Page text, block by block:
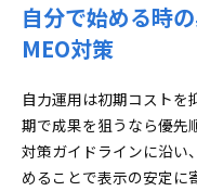
自分で始める時
MEO対策
自力運用は初期コストを
期で成果を狙うなら優先
対策ガイドラインに沿い
めることで表示の安定に